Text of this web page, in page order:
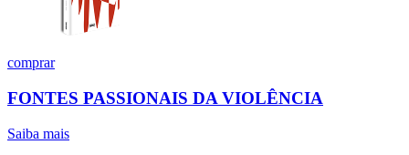
comprar
FONTES PASSIONAIS DA VIOLÊNCIA
Saiba mais